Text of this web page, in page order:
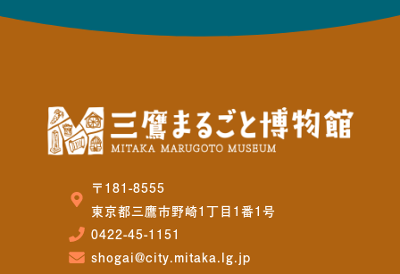
〒181-8555
東京都三鷹市野崎1丁目1番1号
0422-45-1151
shogai@city.mitaka.lg.jp